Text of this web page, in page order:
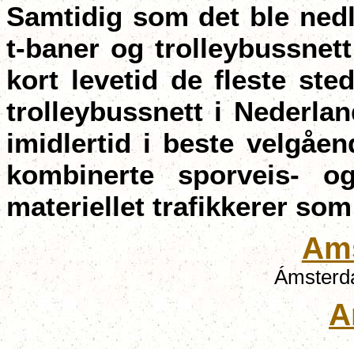
Samtidig som det ble
t-baner og
kort levetid de fleste
trolleybussnett i
imidlertid i beste
kombinerte sporveis-
materiellet trafikkerer